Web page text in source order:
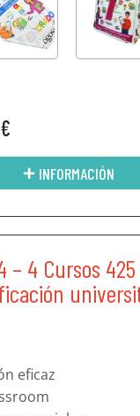
€
INFORMACIÓN
– 4 Cursos
eficaz